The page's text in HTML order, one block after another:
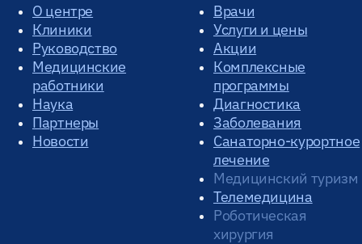
О центре
Клиники
Руководство
Медицинские
работники
Наука
Партнеры
Новости
Врачи
Услуги и цены
Акции
Комплексные
программы
Диагностика
Заболевания
Санаторно-курортное
лечение
Медицинский туризм
Телемедицина
Роботическая
хирургия